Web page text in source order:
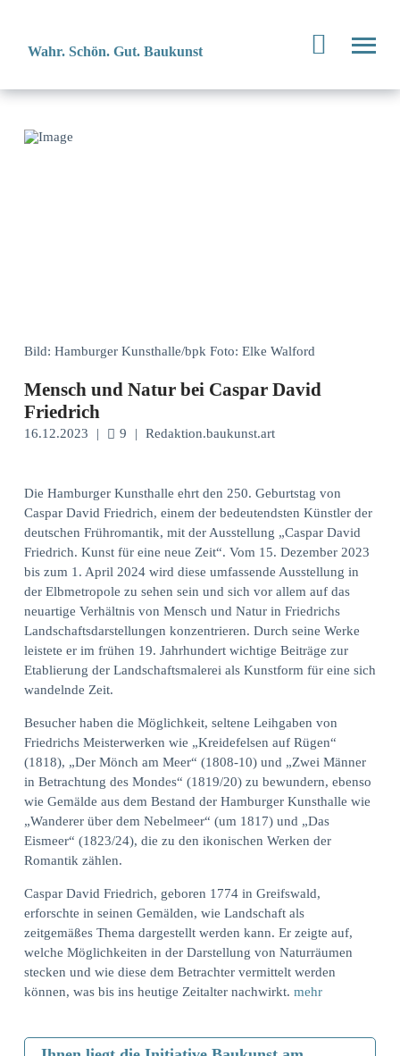
Wahr. Schön. Gut. Baukunst
Bild: Hamburger Kunsthalle/bpk Foto: Elke Walford
Mensch und Natur bei Caspar David
Friedrich
16.12.2023 | 9 | Redaktion.baukunst.art
Die Hamburger Kunsthalle ehrt den 250. Geburtstag von
Caspar David Friedrich, einem der bedeutendsten Künstler der
deutschen Frühromantik, mit der Ausstellung „Caspar David
Friedrich. Kunst für eine neue Zeit“. Vom 15. Dezember 2023
bis zum 1. April 2024 wird diese umfassende Ausstellung in
der Elbmetropole zu sehen sein und sich vor allem auf das
neuartige Verhältnis von Mensch und Natur in Friedrichs
Landschaftsdarstellungen konzentrieren. Durch seine Werke
leistete er im frühen 19. Jahrhundert wichtige Beiträge zur
Etablierung der Landschaftsmalerei als Kunstform für eine sich
wandelnde Zeit.
Besucher haben die Möglichkeit, seltene Leihgaben von
Friedrichs Meisterwerken wie „Kreidefelsen auf Rügen“
(1818), „Der Mönch am Meer“ (1808-10) und „Zwei Männer
in Betrachtung des Mondes“ (1819/20) zu bewundern, ebenso
wie Gemälde aus dem Bestand der Hamburger Kunsthalle wie
„Wanderer über dem Nebelmeer“ (um 1817) und „Das
Eismeer“ (1823/24), die zu den ikonischen Werken der
Romantik zählen.
Caspar David Friedrich, geboren 1774 in Greifswald,
erforschte in seinen Gemälden, wie Landschaft als
zeitgemäßes Thema dargestellt werden kann. Er zeigte auf,
welche Möglichkeiten in der Darstellung von Naturräumen
stecken und wie diese dem Betrachter vermittelt werden
können, was bis ins heutige Zeitalter nachwirkt. mehr